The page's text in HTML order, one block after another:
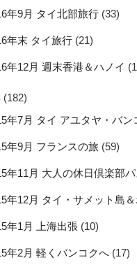
年9月 タイ北部旅行 (33)
年末 タイ旅行 (21)
年12月 週末香港＆ハノイ
(182)
年7月 タイ アユタヤ・バン
年9月 フランスの旅 (59)
年11月 大人の休日倶楽部
年12月 タイ・サメット島
年1月 上海出張 (10)
年2月 軽くバンコクへ (17)